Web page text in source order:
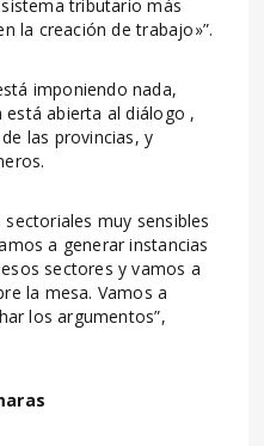
tributario más
la creación de trabajo»”.
imponiendo nada,
está abierta al diálogo ,
las provincias, y
muy sensibles
a generar instancias
sectores y vamos a
la mesa. Vamos a
los argumentos”,